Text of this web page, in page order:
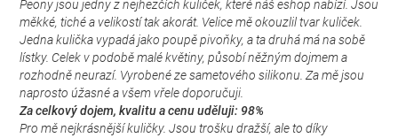
Peony jsou jedny z nejhezčích kuliček, které náš eshop nabízí. Jsou
měkké, tiché a velikostí tak akorát. Velice mě okouzlil tvar kuliček.
Jedna kulička vypadá jako poupě pivoňky, a ta druhá má na sobě
lístky. Celek v podobě malé květiny, působí něžným dojmem a
rozhodně neurazí. Vyrobené ze sametového silikonu. Za mě jsou
naprosto úžasné a všem vřele doporučuji.
Za celkový dojem, kvalitu a cenu uděluji: 98%
Pro mě nejkrásnější kuličky. Jsou trošku dražší, ale to díky